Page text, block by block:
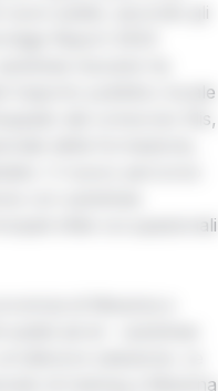
autisti, secondo gli
Report 2024
toscane ha
traporto pubblico locale
dal consorzio Elis,
della formazione,
Il nuovo percorso
con autolinee
sfide occupazionali
di Messina e
ad at – autolinee
selezione. Le
di training a Messina